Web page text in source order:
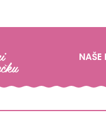
NAŠE